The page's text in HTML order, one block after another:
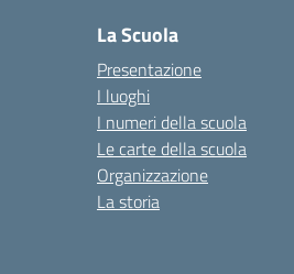
La Scuola
Presentazione
I luoghi
I numeri della scuola
Le carte della scuola
Organizzazione
La storia